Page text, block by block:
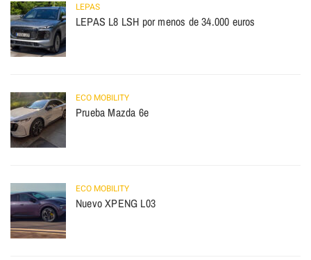
LEPAS
LEPAS L8 LSH por menos de 34.000 euros
ECO MOBILITY
Prueba Mazda 6e
ECO MOBILITY
Nuevo XPENG L03